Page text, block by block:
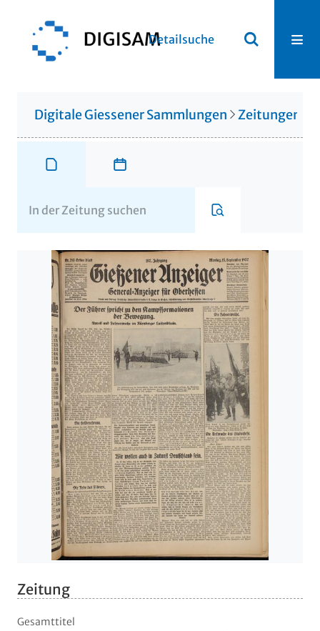
Detailsuche
Digitale Giessener Sammlungen Zeitungen
Zeitung
Gesamttitel